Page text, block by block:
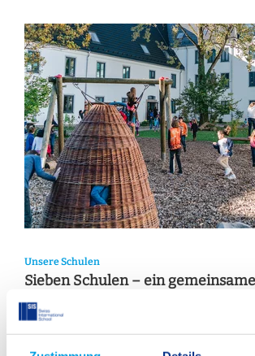
Unsere Schulen
Sieben Schulen – ein
Bildungskonzept